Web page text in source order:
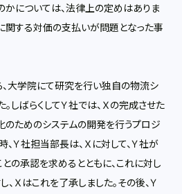
かについては、法律上の定めはありま
関する対価の支払いが問題となった事
大学院にて研究を行い独自の物流シ
しばらくしてＹ社では、Ｘの完成させた
のためのシステムの開発を行うプロジ
、Ｙ社担当部長は、Ｘに対して、Ｙ社が
の承認を求めるとともに、これに対し
Ｘはこれを了承しました。その後、Ｙ